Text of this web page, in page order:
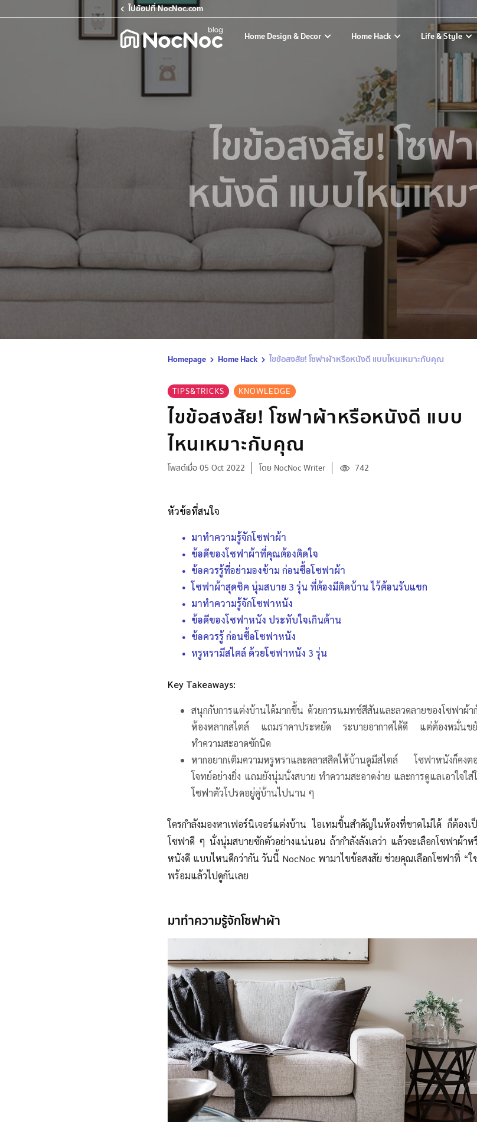
ไปช้อปที่ NocNoc.com
Home Design & Decor Home Hack Life & Style
ไขข้อสงสัย! โซฟ
หนังดี แบบไหนเห
Homepage Home Hack ไขข้อสงสัย! โซฟาผ้าหรือหนังดี แบบไหนเหมาะกับคุณ
TIPS&TRICKS KNOWLEDGE
ไขข้อสงสัย! โซฟาผ้าหรือหนังดี แบบ
ไหนเหมาะกับคุณ
โพสต์เมื่อ 05 Oct 2022 โดย NocNoc Writer 742
หัวข้อที่สนใจ
มาทำความรู้จักโซฟาผ้า
ข้อดีของโซฟาผ้าที่คุณต้องติดใจ
ข้อควรรู้ที่อย่ามองข้าม ก่อนซื้อโซฟาผ้า
โซฟาผ้าสุดชิค นุ่มสบาย 3 รุ่น ที่ต้องมีติดบ้าน ไว้ต้อนรับแขก
มาทำความรู้จักโซฟาหนัง
ข้อดีของโซฟาหนัง ประทับใจเกินต้าน
ข้อควรรู้ ก่อนซื้อโซฟาหนัง
หรูหรามีสไตล์ ด้วยโซฟาหนัง 3 รุ่น
Key Takeaways:
สนุกกับการแต่งบ้านได้มากขึ้น ด้วยการแมทช์สีสันและลวดลายของโซฟาผ้า
ห้องหลากสไตล์ แถมราคาประหยัด ระบายอากาศได้ดี แต่ต้องหมั่นข
ทำความสะอาดซักนิด
หากอยากเติมความหรูหราและคลาสสิคให้บ้านดูมีสไตล์ โซฟาหนังก็คงต
โจทย์อย่างยิ่ง แถมยังนุ่มนั่งสบาย ทำความสะอาดง่าย และการดูแลเอาใจใส่
โซฟาตัวโปรดอยู่คู่บ้านไปนาน ๆ
ใครกำลังมองหาเฟอร์นิเจอร์แต่งบ้าน ไอเทมชิ้นสำคัญในห้องที่ขาดไม่ได้ ก็ต้องเ
โซฟาดี ๆ นั่งนุ่มสบายซักตัวอย่างแน่นอน ถ้ากำลังลังเลว่า แล้วจะเลือกโซฟาผ้าห
หนังดี แบบไหนดีกว่ากัน วันนี้ NocNoc พามาไขข้อสงสัย ช่วยคุณเลือกโซฟาที่ “ใ
พร้อมแล้วไปดูกันเลย
มาทำความรู้จักโซฟาผ้า